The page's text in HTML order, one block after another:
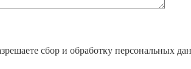
сбор и обработку персональных